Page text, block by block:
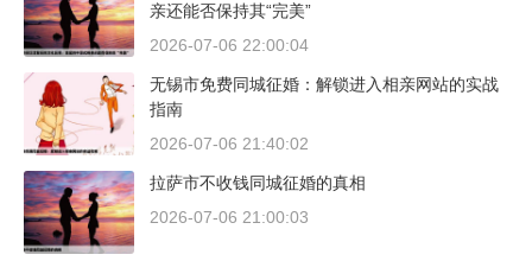
亲还能否保持其“完美”
2026-07-06 22:00:04
无锡市免费同城征婚：解锁进入相亲网站的实战
指南
2026-07-06 21:40:02
拉萨市不收钱同城征婚的真相
2026-07-06 21:00:03